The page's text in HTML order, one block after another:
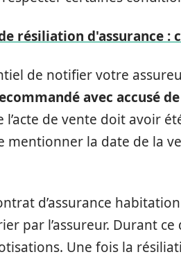
résiliation d'assurance :
de notifier votre
avec accusé
l’acte de vente doit avoir
mentionner la date de la
d’assurance
par l’assureur. Durant
Une fois la